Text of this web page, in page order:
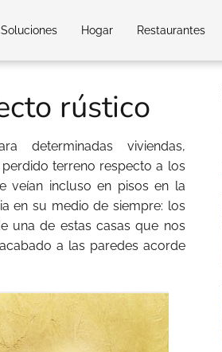
Soluciones Hogar Restaurantes
rústico
determinadas viviendas,
terreno respecto a los
veían incluso en pisos en la
en su medio de siempre: los
una de estas casas que nos
a las paredes acorde